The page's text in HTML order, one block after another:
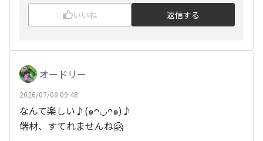
いいね 返信する
オードリー
2026/07/08 09:48
なんて楽しい♪(๑ᴖ◡ᴖ๑)♪
端材、すてれませんね🤗